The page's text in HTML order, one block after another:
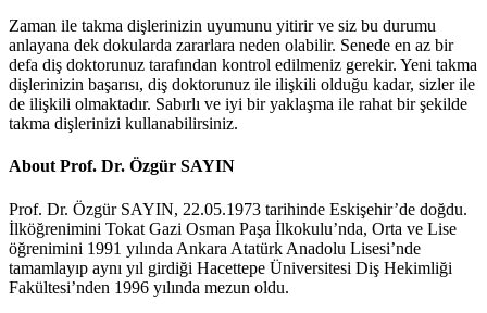
Zaman ile takma dişlerinizin uyumunu yitirir ve siz bu durumu
anlayana dek dokularda zararlara neden olabilir. Senede en az bir
defa diş doktorunuz tarafından kontrol edilmeniz gerekir. Yeni takma
dişlerinizin başarısı, diş doktorunuz ile ilişkili olduğu kadar, sizler ile
de ilişkili olmaktadır. Sabırlı ve iyi bir yaklaşma ile rahat bir şekilde
takma dişlerinizi kullanabilirsiniz.
About Prof. Dr. Özgür SAYIN
Prof. Dr. Özgür SAYIN, 22.05.1973 tarihinde Eskişehir’de doğdu.
İlköğrenimini Tokat Gazi Osman Paşa İlkokulu’nda, Orta ve Lise
öğrenimini 1991 yılında Ankara Atatürk Anadolu Lisesi’nde
tamamlayıp aynı yıl girdiği Hacettepe Üniversitesi Diş Hekimliği
Fakültesi’nden 1996 yılında mezun oldu.